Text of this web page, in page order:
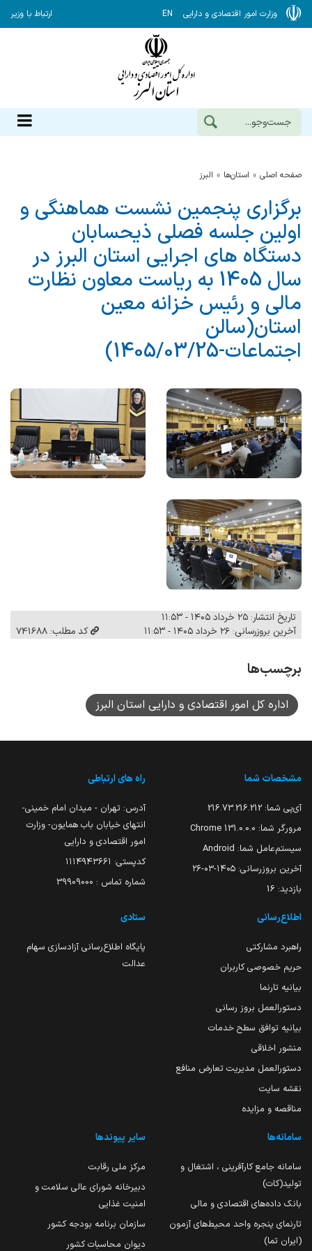
وزارت امور اقتصادی و دارایی EN ارتباط با وزیر
صفحه اصلی استان‌ها البرز
برگزاری پنجمین نشست هماهنگی و
اولین جلسه فصلی ذیحسابان
دستگاه های اجرایی استان البرز در
سال 1405 به ریاست معاون نظارت
مالی و رئیس خزانه معین
استان(سالن
اجتماعات-1405/03/25)
تاریخ انتشار: ۲۵ خرداد ۱۴۰۵ - ۱۱:۵۳
آخرین بروزرسانی: ۲۶ خرداد ۱۴۰۵ - ۱۱:۵۳
کد مطلب: 741688
برچسب‌ها
اداره کل امور اقتصادی و دارایی استان البرز
مشخصات شما
آی‌پی شما: 216.73.216.212
مرورگر شما: 131.0.0.0 Chrome
سیستم‌عامل شما: Android
آخرین بروزرسانی: ۱۴۰۵-۰۳-۲۶
بازدید: 16
راه های ارتباطی
آدرس: تهران - میدان امام خمینی-
انتهای خیابان باب همایون- وزارت
امور اقتصادی و دارایی
کدپستی: ۱۱۱۴۹۴۳۶۶۱
شماره تماس : 39909000
اطلاع‌رسانی
راهبرد مشارکتی
حریم خصوصی کاربران
بیانیه تارنما
دستورالعمل بروز رسانی
بیانیه توافق سطح خدمات
منشور اخلاقی
دستورالعمل مدیریت تعارض منافع
نقشه سایت
مناقصه و مزایده
ستادی
پایگاه اطلاع‌رسانی آزادسازی سهام
عدالت
سامانه‌ها
سامانه جامع کارآفرینی ، اشتغال و
تولید(کات)
بانک داده‌های اقتصادی و مالی
تارنمای پنجره واحد محیط‌های آزمون
(ایران تما)
سایر پیوندها
مرکز ملی رقابت
دبیرخانه شورای عالی سلامت و
امنیت غذایی
سازمان برنامه بودجه کشور
دیوان محاسبات کشور